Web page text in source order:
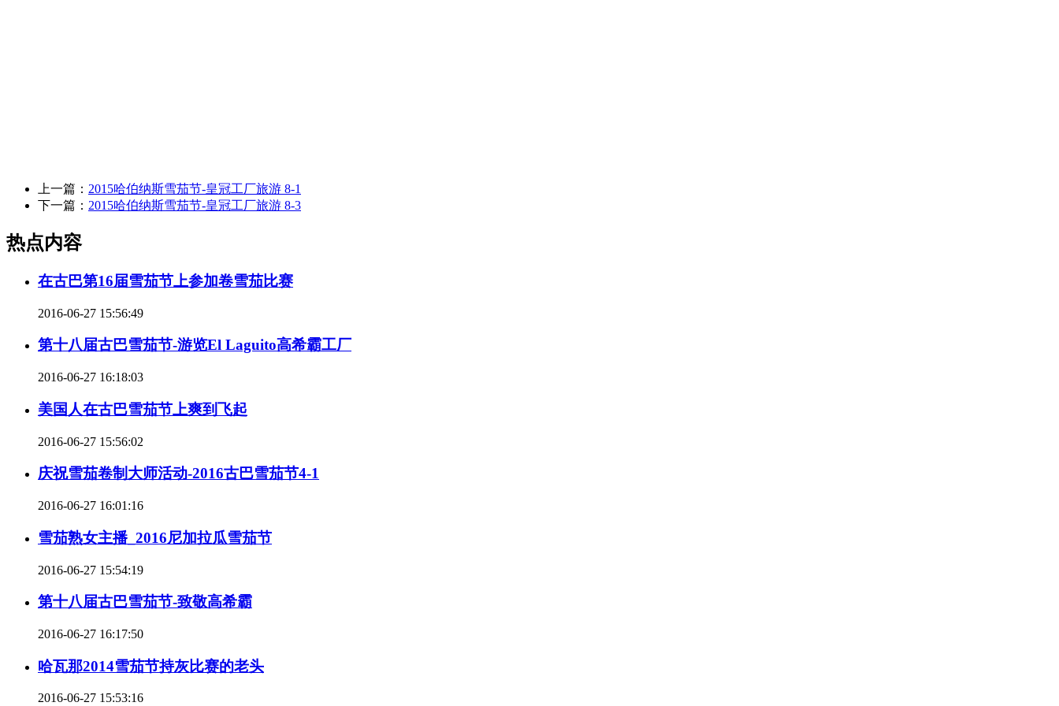
上一篇： 2015哈伯纳斯雪茄节-皇冠工厂旅游 8-1
下一篇： 2015哈伯纳斯雪茄节-皇冠工厂旅游 8-3
热点内容
在古巴第16届雪茄节上参加卷雪茄比赛
2016-06-27 15:56:49
第十八届古巴雪茄节-游览El Laguito高希霸工厂
2016-06-27 16:18:03
美国人在古巴雪茄节上爽到飞起
2016-06-27 15:56:02
庆祝雪茄卷制大师活动-2016古巴雪茄节4-1
2016-06-27 16:01:16
雪茄熟女主播_2016尼加拉瓜雪茄节
2016-06-27 15:54:19
第十八届古巴雪茄节-致敬高希霸
2016-06-27 16:17:50
哈瓦那2014雪茄节持灰比赛的老头
2016-06-27 15:53:16